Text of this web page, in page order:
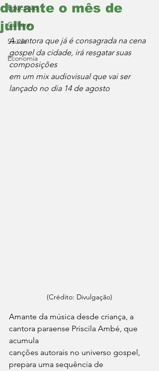
Educação
Cultura
Saúde
Economia
durante o mês de
julho
A cantora que já é consagrada na cena
gospel da cidade, irá resgatar suas
composições
em um mix audiovisual que vai ser
lançado no dia 14 de agosto
(Crédito: Divulgação)
Amante da música desde criança, a
cantora paraense Priscila Ambé, que
acumula
canções autorais no universo gospel,
prepara uma sequência de